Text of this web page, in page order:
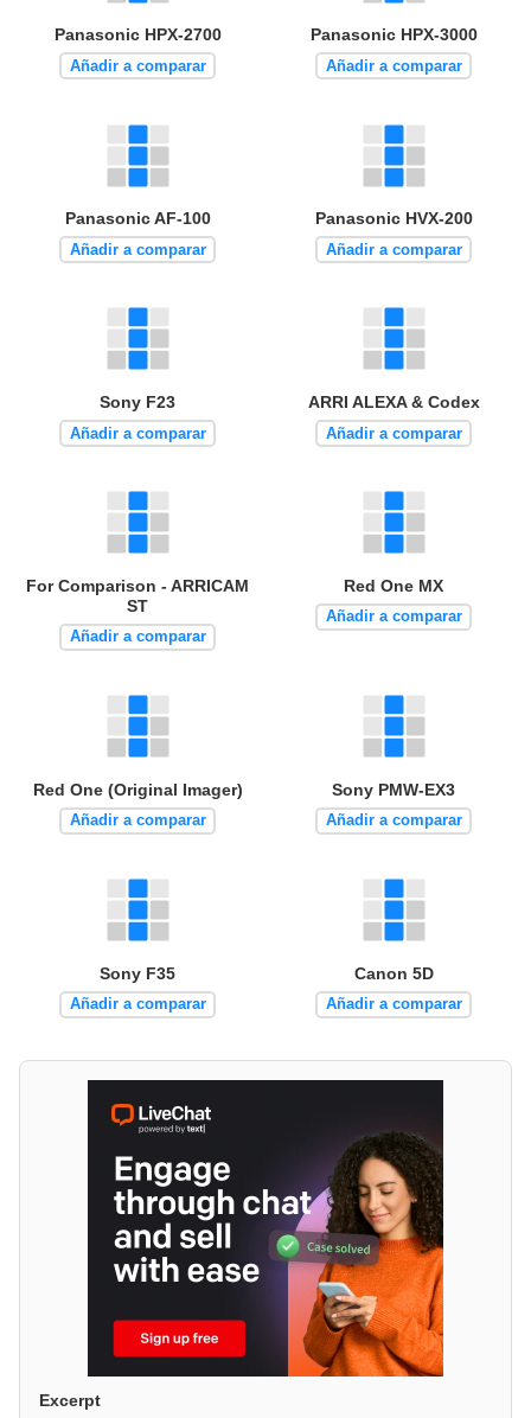
Panasonic HPX-2700
Añadir a comparar
Panasonic HPX-3000
Añadir a comparar
Panasonic AF-100
Añadir a comparar
Panasonic HVX-200
Añadir a comparar
Sony F23
Añadir a comparar
ARRI ALEXA & Codex
Añadir a comparar
For Comparison - ARRICAM
ST
Añadir a comparar
Red One MX
Añadir a comparar
Red One (Original Imager)
Añadir a comparar
Sony PMW-EX3
Añadir a comparar
Sony F35
Añadir a comparar
Canon 5D
Añadir a comparar
Excerpt